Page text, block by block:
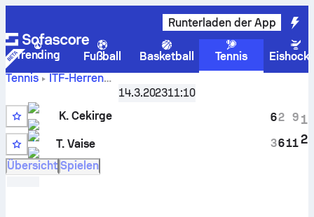
Runterladen der App
Trending Fußball Basketball Tennis
Tennis
ITF-Herren
Portimao, Singles Qualifying, M-ITF-POR-05A
Punktestand und H2H-Ergebnisse für
gegen
Tomas Vaise
14.3.202311:10
3
K. Cekirge
T. Vaise
6
3
2
6
9
11
1
2
Übersicht Spielen